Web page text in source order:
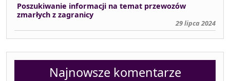
Poszukiwanie informacji na temat przewozów
zmarłych z zagranicy
29 lipca 2024
Najnowsze komentarze